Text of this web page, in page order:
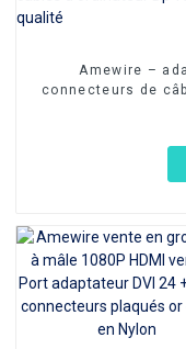
Amewire –
connecteurs de